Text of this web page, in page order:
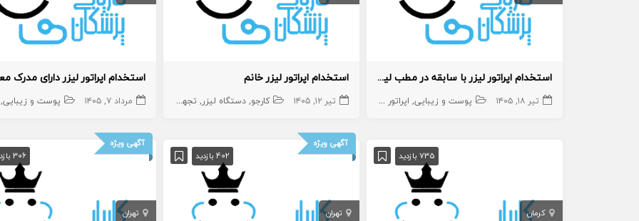
استخدام اپراتور لیزر با سابقه در مطب لیزر
تیر ۱۸, ۱۴۰۵ پوست و زیبایی اپراتور لیزر اپراتور لیزر منشی،اپراتور،دستیار
استخدام اپراتور لیزر خانم
تیر ۱۲, ۱۴۰۵ کارجو دستگاه لیزر تجهیزات زیبایی اپراتور لیزر
استخدام اپراتور لیزر دارای مدرک
مرداد ۷, ۱۴۰۵ پوست و زیبایی
735 بازدید
کرمان
آگهی ویژه
402 بازدید
تهران
آگهی ویژه
306 بازدید
تهران